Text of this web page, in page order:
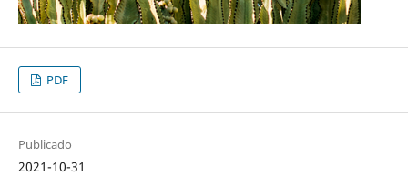
PDF
Publicado
2021-10-31